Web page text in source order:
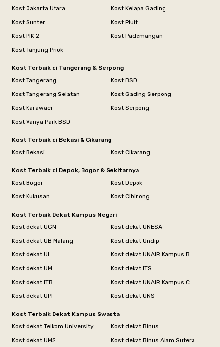
Kost Jakarta Utara
Kost Kelapa Gading
Kost Sunter
Kost Pluit
Kost PIK 2
Kost Pademangan
Kost Tanjung Priok
Kost Terbaik di Tangerang & Serpong
Kost Tangerang
Kost BSD
Kost Tangerang Selatan
Kost Gading Serpong
Kost Karawaci
Kost Serpong
Kost Vanya Park BSD
Kost Terbaik di Bekasi & Cikarang
Kost Bekasi
Kost Cikarang
Kost Terbaik di Depok, Bogor & Sekitarnya
Kost Bogor
Kost Depok
Kost Kukusan
Kost Cibinong
Kost Terbaik Dekat Kampus Negeri
Kost dekat UGM
Kost dekat UNESA
Kost dekat UB Malang
Kost dekat Undip
Kost dekat UI
Kost dekat UNAIR Kampus B
Kost dekat UM
Kost dekat ITS
Kost dekat ITB
Kost dekat UNAIR Kampus C
Kost dekat UPI
Kost dekat UNS
Kost Terbaik Dekat Kampus Swasta
Kost dekat Telkom University
Kost dekat Binus
Kost dekat UMS
Kost dekat Binus Alam Sutera